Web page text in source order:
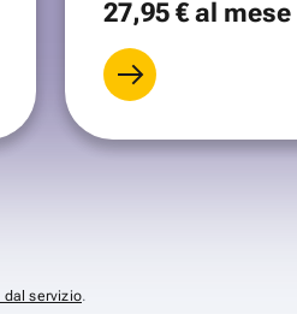
27,95 €al mese
dal servizio.